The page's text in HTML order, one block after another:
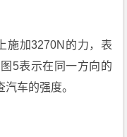
施加3270N的力，表
5表示在同一方向的
车的强度。